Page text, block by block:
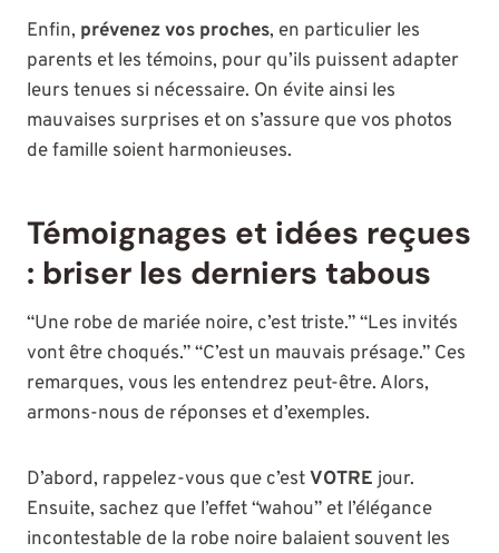
Enfin, prévenez vos proches, en particulier les
parents et les témoins, pour qu’ils puissent adapter
leurs tenues si nécessaire. On évite ainsi les
mauvaises surprises et on s’assure que vos photos
de famille soient harmonieuses.
Témoignages et idées reçues
: briser les derniers tabous
“Une robe de mariée noire, c’est triste.” “Les invités
vont être choqués.” “C’est un mauvais présage.” Ces
remarques, vous les entendrez peut-être. Alors,
armons-nous de réponses et d’exemples.
D’abord, rappelez-vous que c’estVOTRE jour.
Ensuite, sachez que l’effet “wahou” et l’élégance
incontestable de la robe noire balaient souvent les